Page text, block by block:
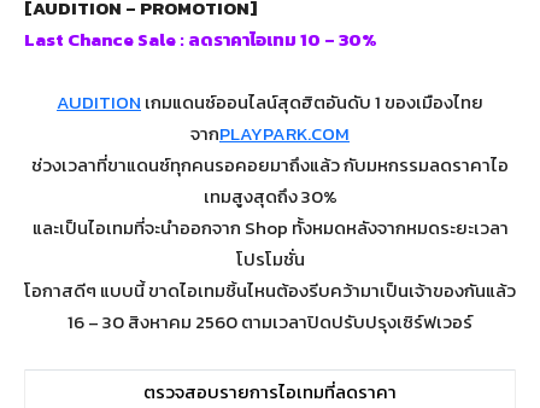
[AUDITION – PROMOTION]
Last Chance Sale : ลดราคาไอเทม 10 – 30%
AUDITION เกมแดนซ์ออนไลน์สุดฮิตอันดับ 1 ของเมืองไทย
จากPLAYPARK.COM
ช่วงเวลาที่ขาแดนซ์ทุกคนรอคอยมาถึงแล้ว กับมหกรรมลดราคาไอ
เทมสูงสุดถึง 30%
และเป็นไอเทมที่จะนำออกจาก Shop ทั้งหมดหลังจากหมดระยะเวลา
โปรโมชั่น
โอกาสดีๆ แบบนี้ ขาดไอเทมชิ้นไหนต้องรีบคว้ามาเป็นเจ้าของกันแล้ว
16 – 30 สิงหาคม 2560 ตามเวลาปิดปรับปรุงเซิร์ฟเวอร์
ตรวจสอบรายการไอเทมที่ลดราคา